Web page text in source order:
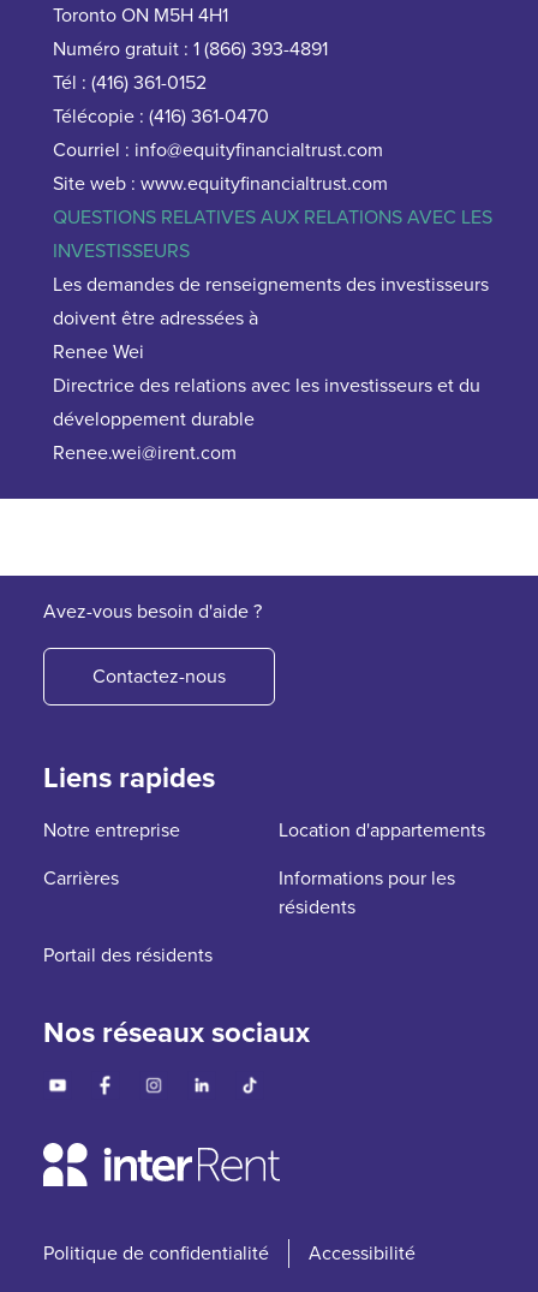
Toronto ON M5H 4H1
Numéro gratuit : 1 (866) 393-4891
Tél : (416) 361-0152
Télécopie : (416) 361-0470
Courriel : info@equityfinancialtrust.com
Site web : www.equityfinancialtrust.com
QUESTIONS RELATIVES AUX RELATIONS AVEC LES
INVESTISSEURS
Les demandes de renseignements des investisseurs
doivent être adressées à
Renee Wei
Directrice des relations avec les investisseurs et du
développement durable
Renee.wei@irent.com
Avez-vous besoin d'aide ?
Contactez-nous
Liens rapides
Notre entreprise
Location d'appartements
Carrières
Informations pour les
résidents
Portail des résidents
Nos réseaux sociaux
Politique de confidentialité Accessibilité